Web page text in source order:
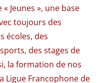
Jeunes », une base
toujours des
écoles, des
des stages de
la formation de nos
Ligue Francophone de